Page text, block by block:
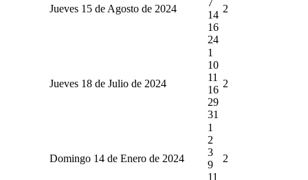
Jueves 15 de Agosto de 2024
14
16
24
2
Jueves 18 de Julio de 2024
1
10
11
16
29
31
2
Domingo 14 de Enero de 2024
1
2
3
9
11
2